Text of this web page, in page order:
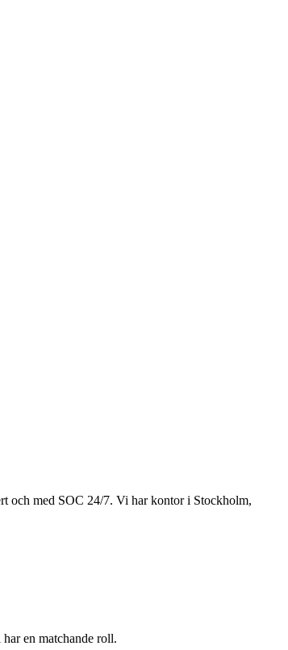
och med SOC 24/7. Vi har kontor i Stockholm,
en matchande roll.